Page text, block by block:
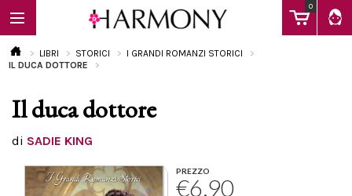
0
EBOOK
LIBRI STORICI
I GRANDI ROMANZI STORICI
IL DUCA DOTTORE
Il duca dottore
di SADIE KING
PREZZO
€6.90